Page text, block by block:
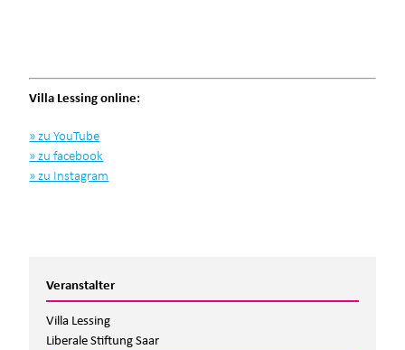
Villa Lessing online:
» zu YouTube
» zu facebook
» zu Instagram
Veranstalter
Villa Lessing
Liberale Stiftung Saar